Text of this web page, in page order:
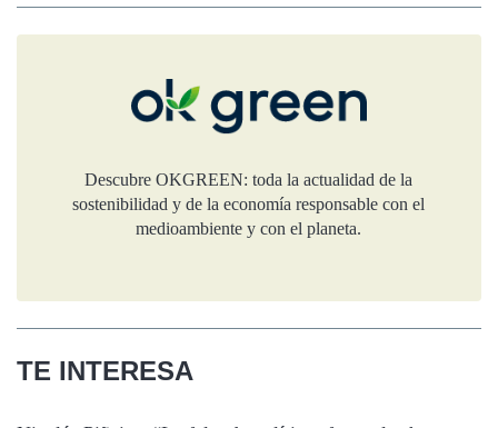
Descubre OKGREEN: toda la actualidad de la
sostenibilidad y de la economía responsable con el
medioambiente y con el planeta.
TE INTERESA